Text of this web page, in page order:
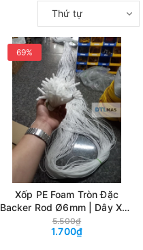
Thứ tự
69%
Xốp PE Foam Tròn Đặc
Backer Rod Ø6mm | Dây Xốp
Chèn Khe, Tạo Hình Decor,
Handmade & May Mặc
5.500₫
1.700₫